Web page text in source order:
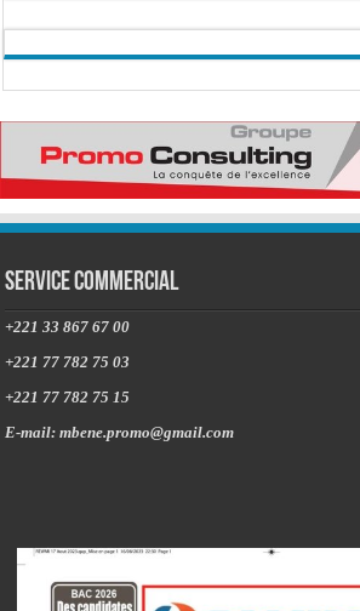
Service commercial
+221 33 867 67 00
+221 77 782 75 03
+221 77 782 75 15
E-mail: mbene.promo@gmail.com